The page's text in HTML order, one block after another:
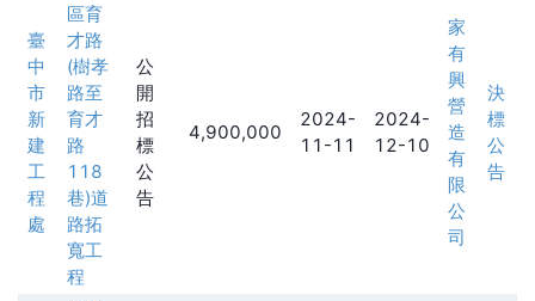
臺
中
市
新
建
工
程
處
區育
才路
(樹孝
路至
育才
路
118
巷)道
路拓
寬工
程
公
開
招
標
公
告
4,900,000
2024-
11-11
2024-
12-10
家
有
興
營
造
有
限
公
司
決
標
公
告